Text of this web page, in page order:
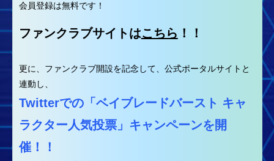
会員登録は無料です！
ファンクラブサイトはこちら ！！
更に、ファンクラブ開設を記念して、公式ポータルサイトと
連動し、
Twitterでの「ベイブレードバースト キャ
ラクター人気投票」キャンペーンを開
催！！